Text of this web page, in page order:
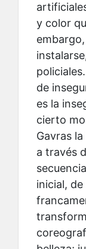
y color
de
es la
cierto
Gavras
a través
inicial, de